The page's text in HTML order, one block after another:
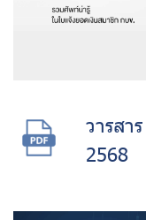
วารสา
2568